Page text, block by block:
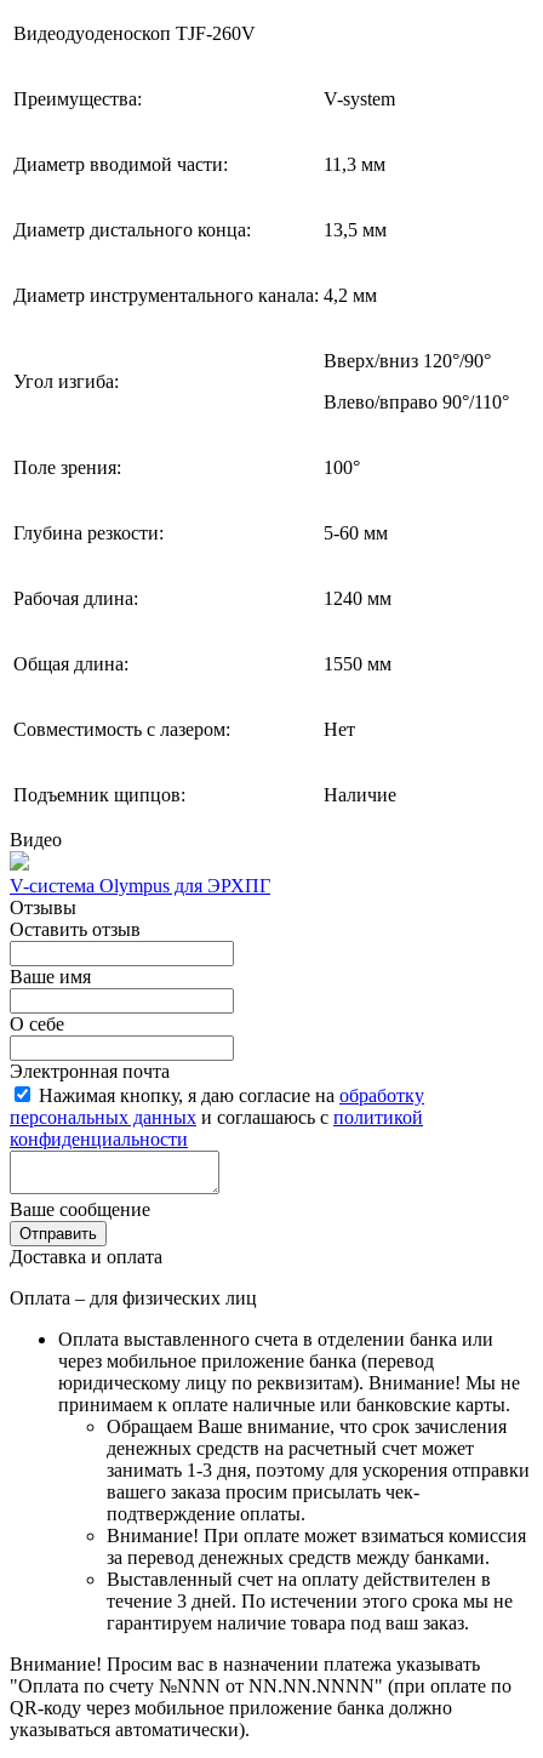
Видеодуоденоскоп TJF-260V
Преимущества: V-system
Диаметр вводимой части: 11,3 мм
Диаметр дистального конца: 13,5 мм
Диаметр инструментального канала: 4,2 мм
Угол изгиба:
Вверх/вниз 120°/90°
Влево/вправо 90°/110°
Поле зрения: 100°
Глубина резкости: 5-60 мм
Рабочая длина: 1240 мм
Общая длина: 1550 мм
Совместимость с лазером: Нет
Подъемник щипцов: Наличие
Видео
V-система Olympus для ЭРХПГ
Отзывы
Оставить отзыв
Ваше имя
О себе
Электронная почта
Нажимая кнопку, я даю согласие на обработку
персональных данных и соглашаюсь с политикой
конфиденциальности
Ваше сообщение
Отправить
Доставка и оплата
Оплата – для физических лиц
Оплата выставленного счета в отделении банка или
через мобильное приложение банка (перевод
юридическому лицу по реквизитам). Внимание! Мы не
принимаем к оплате наличные или банковские карты.
Обращаем Ваше внимание, что срок зачисления
денежных средств на расчетный счет может
занимать 1-3 дня, поэтому для ускорения отправки
вашего заказа просим присылать чек-
подтверждение оплаты.
Внимание! При оплате может взиматься комиссия
за перевод денежных средств между банками.
Выставленный счет на оплату действителен в
течение 3 дней. По истечении этого срока мы не
гарантируем наличие товара под ваш заказ.
Внимание! Просим вас в назначении платежа указывать
"Оплата по счету №NNN от NN.NN.NNNN" (при оплате по
QR-коду через мобильное приложение банка должно
указываться автоматически).